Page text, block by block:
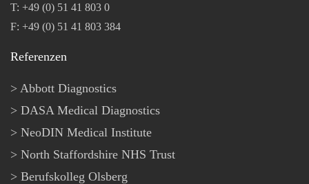
T: +49 (0) 51 41 803 0
F: +49 (0) 51 41 803 384
Referenzen
Abbott Diagnostics
DASA Medical Diagnostics
NeoDIN Medical Institute
North Staffordshire NHS Trust
Berufskolleg Olsberg